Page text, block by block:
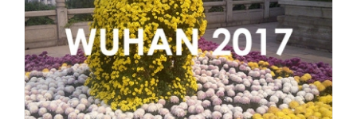
2017 Wuhan Convention : Thérapies
Innovantes pour les pathologies liées au
vieillissement
Agenda